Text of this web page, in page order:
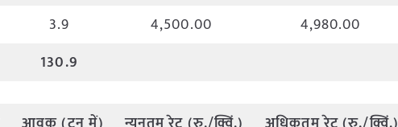
3.9 4,500.00 4,980.00
130.9